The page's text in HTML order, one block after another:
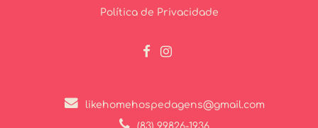
Política de Privacidade
likehomehospedagens@gmail.com